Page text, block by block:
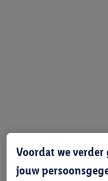
Voordat we
jouw